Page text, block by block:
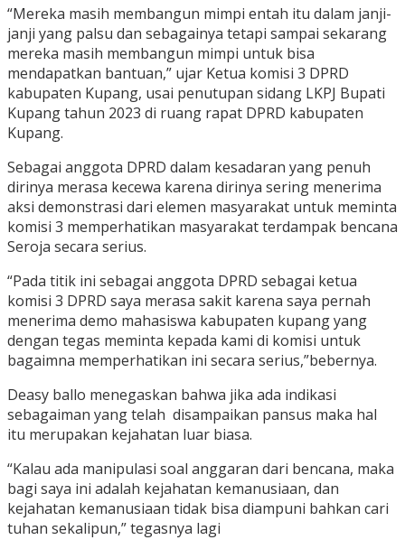
“Mereka masih membangun mimpi entah itu dalam janji-
janji yang palsu dan sebagainya tetapi sampai sekarang
mereka masih membangun mimpi untuk bisa
mendapatkan bantuan,” ujar Ketua komisi 3 DPRD
kabupaten Kupang, usai penutupan sidang LKPJ Bupati
Kupang tahun 2023 di ruang rapat DPRD kabupaten
Kupang.
Sebagai anggota DPRD dalam kesadaran yang penuh
dirinya merasa kecewa karena dirinya sering menerima
aksi demonstrasi dari elemen masyarakat untuk meminta
komisi 3 memperhatikan masyarakat terdampak bencana
Seroja secara serius.
“Pada titik ini sebagai anggota DPRD sebagai ketua
komisi 3 DPRD saya merasa sakit karena saya pernah
menerima demo mahasiswa kabupaten kupang yang
dengan tegas meminta kepada kami di komisi untuk
bagaimna memperhatikan ini secara serius,”bebernya.
Deasy ballo menegaskan bahwa jika ada indikasi
sebagaiman yang telah disampaikan pansus maka hal
itu merupakan kejahatan luar biasa.
“Kalau ada manipulasi soal anggaran dari bencana, maka
bagi saya ini adalah kejahatan kemanusiaan, dan
kejahatan kemanusiaan tidak bisa diampuni bahkan cari
tuhan sekalipun,” tegasnya lagi